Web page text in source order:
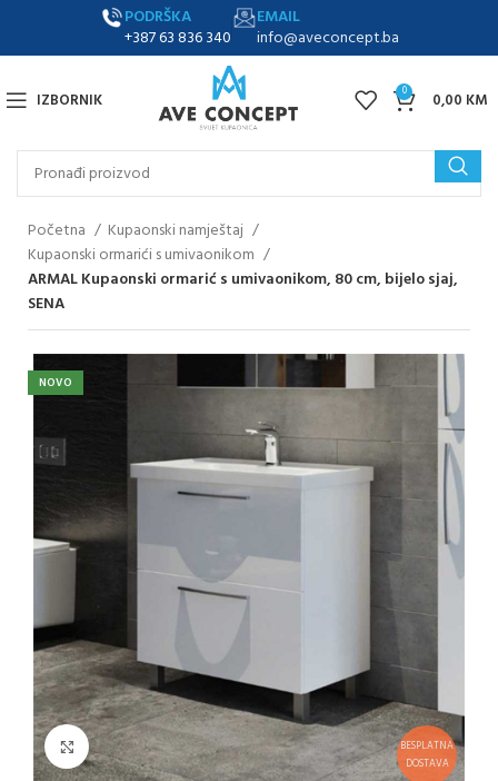
PODRŠKA
+387 63 836 340
EMAIL
info@aveconcept.ba
IZBORNIK 0 0,00 KM
Početna
Kupaonski namještaj
Kupaonski ormarići s umivaonikom
ARMAL Kupaonski ormarić s umivaonikom, 80 cm, bijelo sjaj,
SENA
BESPLATNA
DOSTAVA
NOVO
Klikni za uvećanje